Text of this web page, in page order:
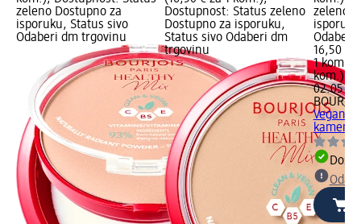
zeleno Dostupno za
isporuku, Status sivo
Odaberi dm trgovinu
Dostupnost: Status zeleno
Dostupno za isporuku,
Status sivo Odaberi dm
trgovinu
zeleno
Odaberi
16,50 €
1 kom.
kom.)
Vegan
kamenu